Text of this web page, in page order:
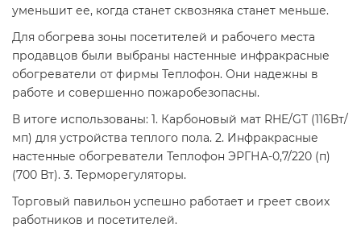
уменьшит ее, когда станет сквозняка станет меньше.
Для обогрева зоны посетителей и рабочего места
продавцов были выбраны настенные инфракрасные
обогреватели от фирмы Теплофон. Они надежны в
работе и совершенно пожаробезопасны.
В итоге использованы: 1. Карбоновый мат RHE/GT (116Вт/
мп) для устройства теплого пола. 2. Инфракрасные
настенные обогреватели Теплофон ЭРГНА-0,7/220 (п)
(700 Вт). 3. Терморегуляторы.
Торговый павильон успешно работает и греет своих
работников и посетителей.